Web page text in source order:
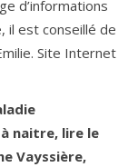
d’informations
il est conseillé de
Site Internet
naitre, lire le
Vayssière,